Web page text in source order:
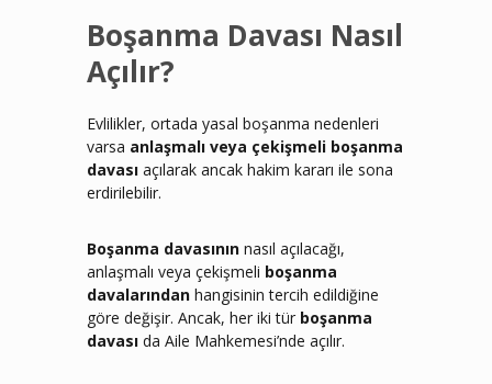
Boşanma Davası Nasıl
Açılır?
Evlilikler, ortada yasal boşanma nedenleri
varsa anlaşmalı veya çekişmeli boşanma
davası açılarak ancak hakim kararı ile sona
erdirilebilir.
Boşanma davasının nasıl açılacağı,
anlaşmalı veya çekişmeli boşanma
davalarından hangisinin tercih edildiğine
göre değişir. Ancak, her iki tür boşanma
davası da Aile Mahkemesi’nde açılır.